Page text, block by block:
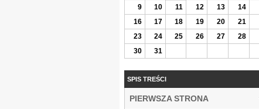
9
10 11 12 13 14
16
17 18 19 20 21
23
24 25 26 27 28
30
31
SPIS TREŚCI
PIERWSZA STRONA